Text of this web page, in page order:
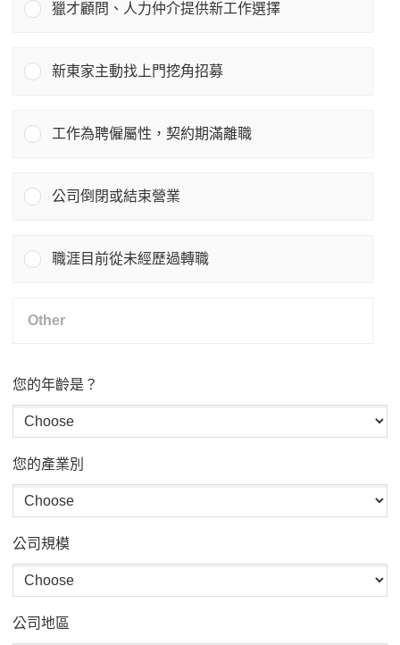
獵才顧問、人力仲介提供新工作選擇
新東家主動找上門挖角招募
工作為聘僱屬性，契約期滿離職
公司倒閉或結束營業
職涯目前從未經歷過轉職
您的年齡是？
您的產業別
公司規模
公司地區